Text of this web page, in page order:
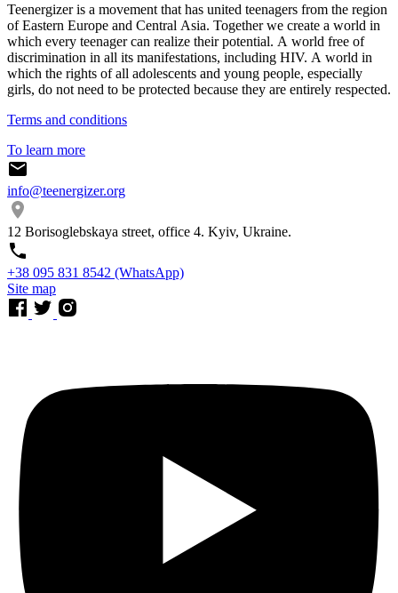
Teenergizer is a movement that has united teenagers from the region
of Eastern Europe and Central Asia. Together we create a world in
which every teenager can realize their potential. A world free of
discrimination in all its manifestations, including HIV. A world in
which the rights of all adolescents and young people, especially
girls, do not need to be protected because they are entirely respected.
Terms and conditions
To learn more
info@teenergizer.org
12 Borisoglebskaya street, office 4. Kyiv, Ukraine.
⁨+38 095 831 8542⁩ (WhatsApp)
Site map